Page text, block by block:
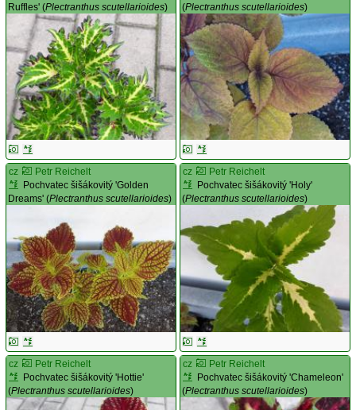
Ruffles' (Plectranthus scutellarioides)
(Plectranthus scutellarioides)
cz
Petr Reichelt
Pochvatec šišákovitý 'Golden
Dreams' (Plectranthus scutellarioides)
cz
Petr Reichelt
Pochvatec šišákovitý 'Holy'
(Plectranthus scutellarioides)
cz
Petr Reichelt
Pochvatec šišákovitý 'Hottie'
(Plectranthus scutellarioides)
cz
Petr Reichelt
Pochvatec šišákovitý 'Chameleon'
(Plectranthus scutellarioides)